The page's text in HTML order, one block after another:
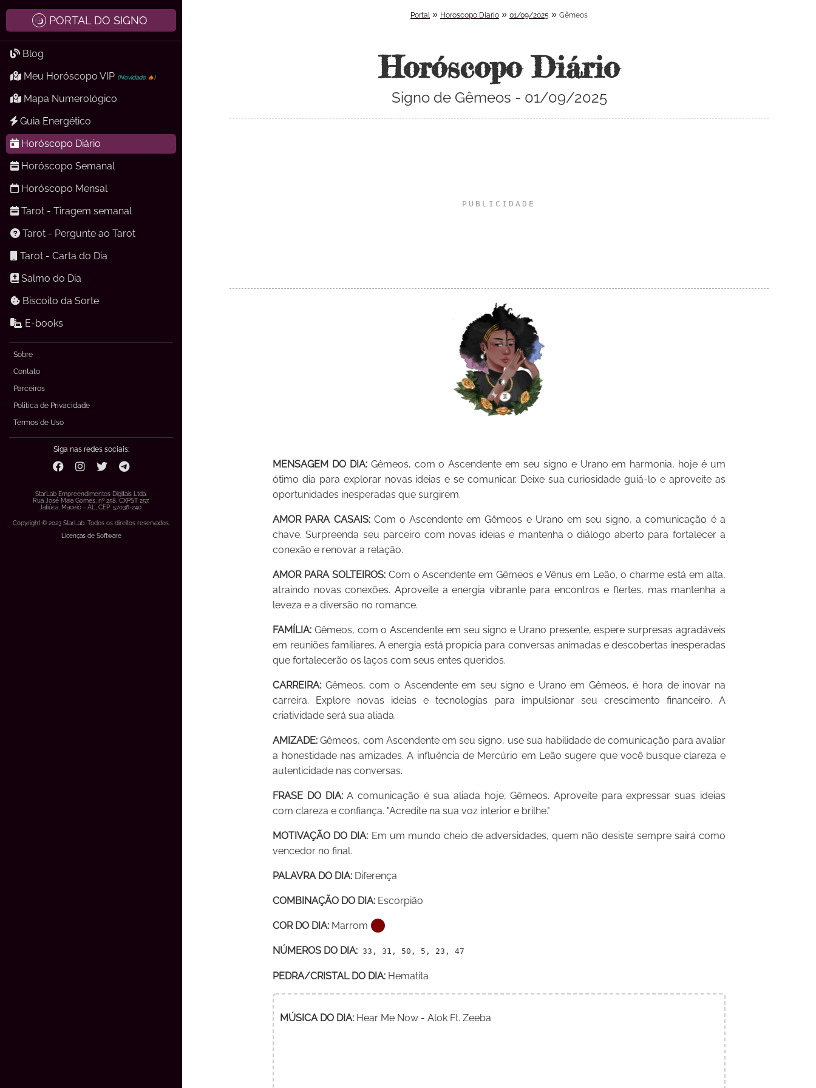
PORTAL DO SIGNO
Blog
Meu Horóscopo VIP (Novidade 🔥)
Mapa Numerológico
Guia Energético
Horóscopo Diário
Horóscopo Semanal
Horóscopo Mensal
Tarot - Tiragem semanal
Tarot - Pergunte ao Tarot
Tarot - Carta do Dia
Salmo do Dia
Biscoito da Sorte
E-books
Sobre
Contato
Parceiros
Política de Privacidade
Termos de Uso
Siga nas redes sociais:
StarLab Empreendimentos Digitais Ltda.
Rua José Maia Gomes, nº 258, CXPST 257.
Jatiúca, Maceió - AL, CEP: 57036-240.
Copyright © 2023 StarLab. Todos os direitos reservados.
Licenças de Software
Portal » Horoscopo Diario » 01/09/2025 » Gêmeos
Horóscopo Diário
Signo de Gêmeos - 01/09/2025
MENSAGEM DO DIA:Gêmeos, com o Ascendente em seu signo e Urano em harmonia, hoje é um
ótimo dia para explorar novas ideias e se comunicar. Deixe sua curiosidade guiá-lo e aproveite as
oportunidades inesperadas que surgirem.
AMOR PARA CASAIS:Com o Ascendente em Gêmeos e Urano em seu signo, a comunicação é a
chave. Surpreenda seu parceiro com novas ideias e mantenha o diálogo aberto para fortalecer a
conexão e renovar a relação.
AMOR PARA SOLTEIROS:Com o Ascendente em Gêmeos e Vênus em Leão, o charme está em alta,
atraindo novas conexões. Aproveite a energia vibrante para encontros e flertes, mas mantenha a
leveza e a diversão no romance.
FAMÍLIA: Gêmeos, com o Ascendente em seu signo e Urano presente, espere surpresas agradáveis
em reuniões familiares. A energia está propícia para conversas animadas e descobertas inesperadas
que fortalecerão os laços com seus entes queridos.
CARREIRA: Gêmeos, com o Ascendente em seu signo e Urano em Gêmeos, é hora de inovar na
carreira. Explore novas ideias e tecnologias para impulsionar seu crescimento financeiro. A
criatividade será sua aliada.
AMIZADE: Gêmeos, com Ascendente em seu signo, use sua habilidade de comunicação para avaliar
a honestidade nas amizades. A influência de Mercúrio em Leão sugere que você busque clareza e
autenticidade nas conversas.
FRASE DO DIA:A comunicação é sua aliada hoje, Gêmeos. Aproveite para expressar suas ideias
com clareza e confiança. "Acredite na sua voz interior e brilhe."
MOTIVAÇÃO DO DIA: Em um mundo cheio de adversidades, quem não desiste sempre sairá como
vencedor no final.
PALAVRA DO DIA: Diferença
COMBINAÇÃO DO DIA: Escorpião
COR DO DIA: Marrom
NÚMEROS DO DIA: 33, 31, 50, 5, 23, 47
PEDRA/CRISTAL DO DIA: Hematita
MÚSICA DO DIA: Hear Me Now - Alok Ft. Zeeba